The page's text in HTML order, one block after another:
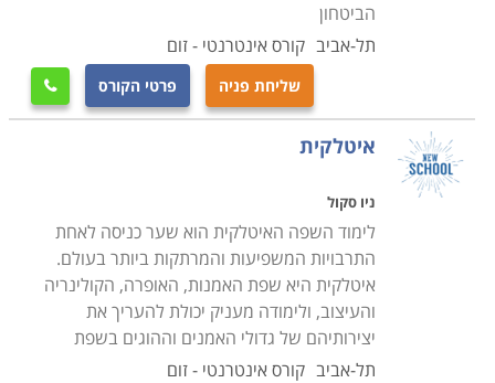
הביטחון
תל-אביב קורס אינטרנטי - זום
שליחת פניה פרטי הקורס 
איטלקית
ניו סקול
לימוד השפה האיטלקית הוא שער כניסה לאחת
התרבויות המשפיעות והמרתקות ביותר בעולם.
איטלקית היא שפת האמנות, האופרה, הקולינריה
והעיצוב, ולימודה מעניק יכולת להעריך את
יצירותיהם של גדולי האמנים וההוגים בשפת
תל-אביב קורס אינטרנטי - זום